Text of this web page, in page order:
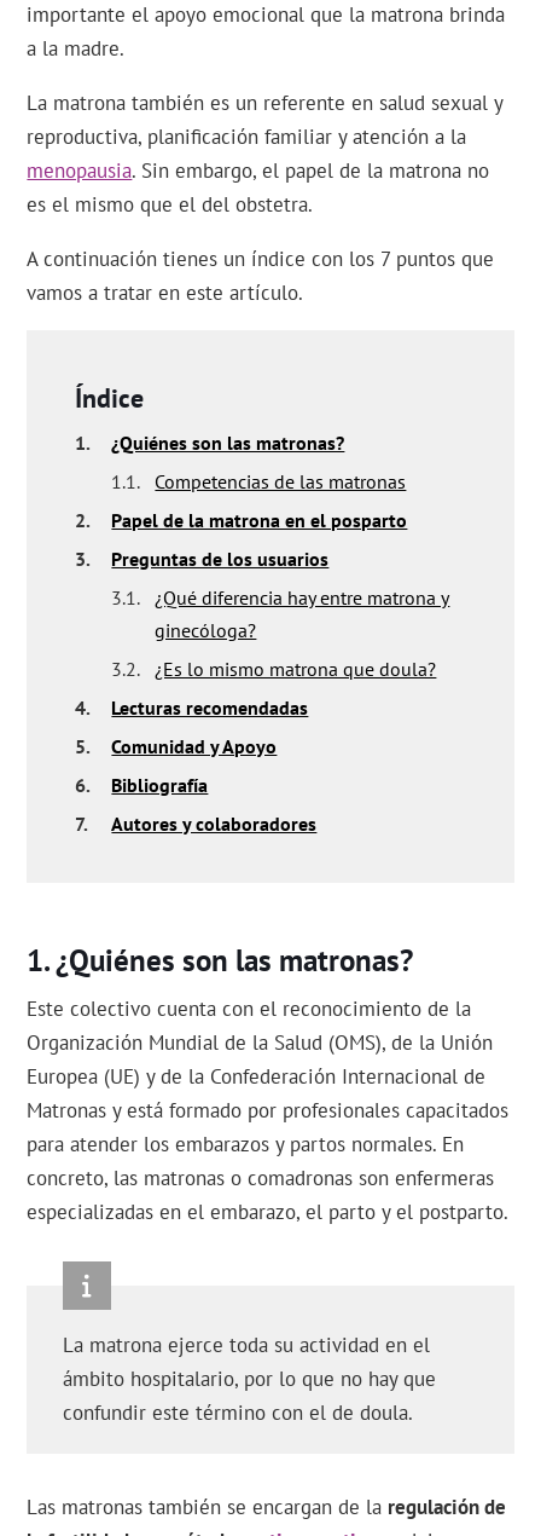
importante el apoyo emocional que la matrona brinda
a la madre.
La matrona también es un referente en salud sexual y
reproductiva, planificación familiar y atención a la
menopausia. Sin embargo, el papel de la matrona no
es el mismo que el del obstetra.
A continuación tienes un índice con los 7 puntos que
vamos a tratar en este artículo.
Índice
1.
¿Quiénes son las matronas?
1.1.
Competencias de las matronas
2.
Papel de la matrona en el posparto
3.
Preguntas de los usuarios
3.1.
¿Qué diferencia hay entre matrona y
ginecóloga?
3.2.
¿Es lo mismo matrona que doula?
4.
Lecturas recomendadas
5.
Comunidad y Apoyo
6.
Bibliografía
7.
Autores y colaboradores
¿Quiénes son las matronas?
Este colectivo cuenta con el reconocimiento de la
Organización Mundial de la Salud (OMS), de la Unión
Europea (UE) y de la Confederación Internacional de
Matronas y está formado por profesionales capacitados
para atender los embarazos y partos normales. En
concreto, las matronas o comadronas son enfermeras
especializadas en el embarazo, el parto y el postparto.
La matrona ejerce toda su actividad en el
ámbito hospitalario, por lo que no hay que
confundir este término con el de doula.
Las matronas también se encargan de la regulación de